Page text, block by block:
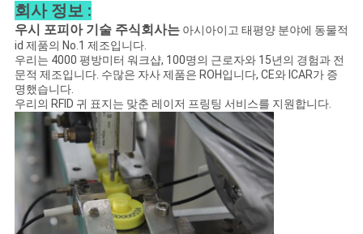
사
이
트
맵
PRIVACY
POLICY
회사 정보 :
우시 포피아 기술 주식회사는아시아이고 태평양 분야에 동물적
id 제품의 No.1 제조입니다.
우리는 4000 평방미터 워크샵, 100명의 근로자와 15년의 경험과 전
문적 제조입니다. 수많은 자사 제품은 ROH입니다, CE와 ICAR가 증
명했습니다.
우리의 RFID 귀 표지는 맞춘 레이저 프링팅 서비스를 지원합니다.